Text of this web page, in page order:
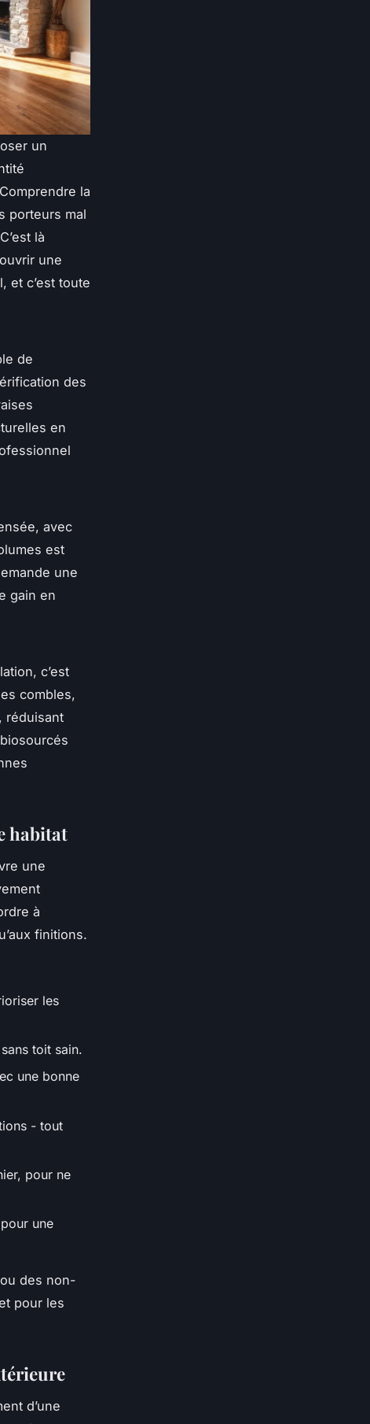
un
la
porteurs mal
là
une
et c’est toute
de
des
en
avec
est
une
gain en
c’est
combles,
, réduisant
habitat
une
à
finitions.
les
toit sain.
une bonne
- tout
pour ne
une
des non-
pour les
d’une